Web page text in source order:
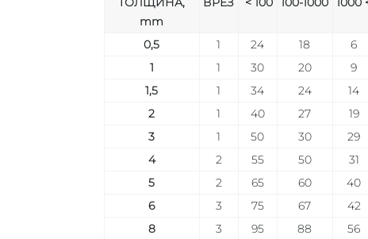
mm
0,5 1 24 18 6
1
1 30 20 9
1,5
1 34 24 14
2
1 40 27 19
3
1 50 30 29
4
2 55 50 31
5
2 65 60 40
6
3 75 67 42
8
3 95 88 56